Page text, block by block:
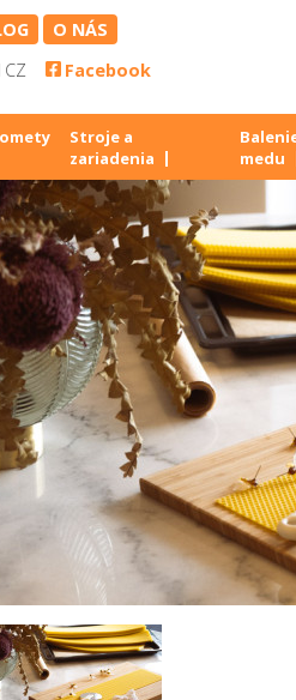
O NÁS
CZ Facebook
Stroje a
zariadenia
medu